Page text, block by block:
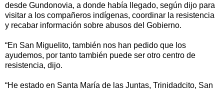
desde Gundonovia, a donde había llegado, según dijo para
visitar a los compañeros indígenas, coordinar la resistencia
y recabar información sobre abusos del Gobierno.
“En San Miguelito, también nos han pedido que los
ayudemos, por tanto también puede ser otro centro de
resistencia, dijo.
“He estado en Santa María de las Juntas, Trinidadcito, San